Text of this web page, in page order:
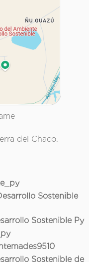
del Chaco.
Sostenible
Sostenible Py
Sostenible de